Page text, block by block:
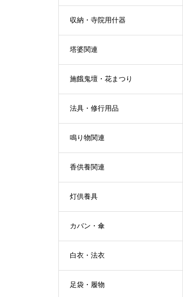
収納・寺院用什器
塔婆関連
施餓鬼壇・花まつり
法具・修行用品
鳴り物関連
香供養関連
灯供養具
カバン・傘
白衣・法衣
足袋・履物